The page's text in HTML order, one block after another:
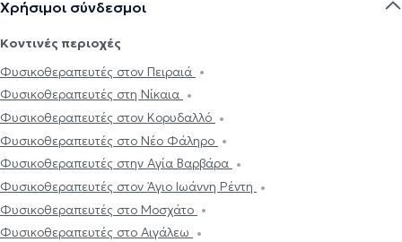
Χρήσιμοι σύνδεσμοι
Κοντινές περιοχές
Φυσικοθεραπευτές στον Πειραιά
Φυσικοθεραπευτές στη Νίκαια
Φυσικοθεραπευτές στον Κορυδαλλό
Φυσικοθεραπευτές στο Νέο Φάληρο
Φυσικοθεραπευτές στην Αγία Βαρβάρα
Φυσικοθεραπευτές στον Άγιο Ιωάννη Ρέντη
Φυσικοθεραπευτές στο Μοσχάτο
Φυσικοθεραπευτές στο Αιγάλεω